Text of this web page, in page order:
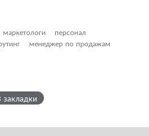
маркетологи
персонал
менеджер по продажам
закладки